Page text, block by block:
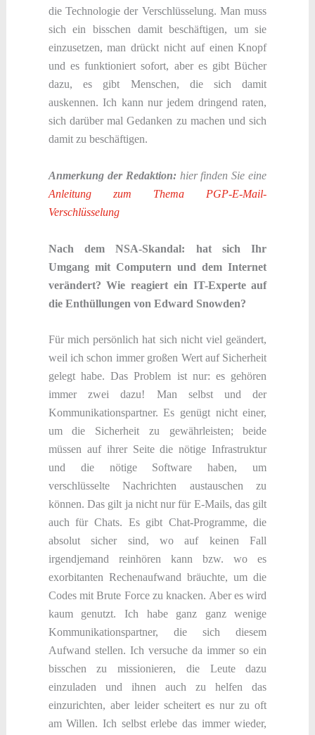
die Technologie der Verschlüsselung. Man muss
sich ein bisschen damit beschäftigen, um sie
einzusetzen, man drückt nicht auf einen Knopf
und es funktioniert sofort, aber es gibt Bücher
dazu, es gibt Menschen, die sich damit
auskennen. Ich kann nur jedem dringend raten,
sich darüber mal Gedanken zu machen und sich
damit zu beschäftigen.
Anmerkung der Redaktion: hier finden Sie eine
Anleitung zum Thema PGP-E-Mail-
Verschlüsselung
Nach dem NSA-Skandal: hat sich Ihr
Umgang mit Computern und dem Internet
verändert? Wie reagiert ein IT-Experte auf
die Enthüllungen von Edward Snowden?
Für mich persönlich hat sich nicht viel geändert,
weil ich schon immer großen Wert auf Sicherheit
gelegt habe. Das Problem ist nur: es gehören
immer zwei dazu! Man selbst und der
Kommunikationspartner. Es genügt nicht einer,
um die Sicherheit zu gewährleisten; beide
müssen auf ihrer Seite die nötige Infrastruktur
und die nötige Software haben, um
verschlüsselte Nachrichten austauschen zu
können. Das gilt ja nicht nur für E-Mails, das gilt
auch für Chats. Es gibt Chat-Programme, die
absolut sicher sind, wo auf keinen Fall
irgendjemand reinhören kann bzw. wo es
exorbitanten Rechenaufwand bräuchte, um die
Codes mit Brute Force zu knacken. Aber es wird
kaum genutzt. Ich habe ganz ganz wenige
Kommunikationspartner, die sich diesem
Aufwand stellen. Ich versuche da immer so ein
bisschen zu missionieren, die Leute dazu
einzuladen und ihnen auch zu helfen das
einzurichten, aber leider scheitert es nur zu oft
am Willen. Ich selbst erlebe das immer wieder,